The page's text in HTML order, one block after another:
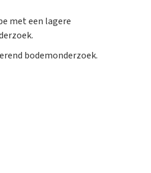
met een lagere
bodemonderzoek.